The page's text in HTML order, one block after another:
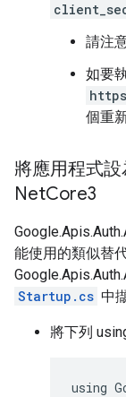
請注
如要
個重
將應用程式
NetCore3
能使用的類似替
Startup.cs 中
將下列
using